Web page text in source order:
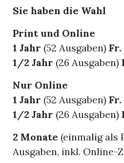
Sie haben die Wahl
Print und Online
1 Jahr (52 Ausgaben)Fr.
1/2 Jahr (26 Ausgaben)
Nur Online
1 Jahr (52 Ausgaben)Fr.
1/2 Jahr (26 Ausgaben)
2 Monate (einmalig als
Ausgaben, inkl. Online-